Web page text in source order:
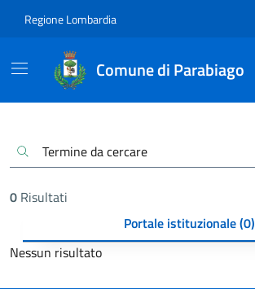
Regione Lombardia
Comune di Parabiago
0 Risultati
Portale istituzionale (0)
Nessun risultato